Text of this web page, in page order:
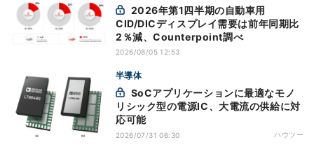
CID/DICディスプレイ需要は前年同期比
2％減、Counterpoint調べ
2026/08/05 12:53
半導体
リシック型の電源IC、大電流の供給に対
応可能
2026/07/31 06:30 ハウツー